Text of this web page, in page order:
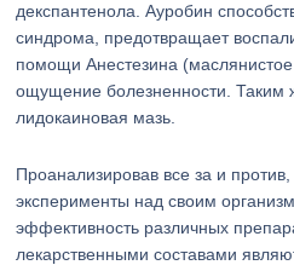
декспантенола. Ауробин
синдрома, предотвращает
помощи Анестезина
ощущение болезненности. Таким
лидокаиновая мазь.
Проанализировав все за и
эксперименты над своим
эффективность различных
лекарственными составами